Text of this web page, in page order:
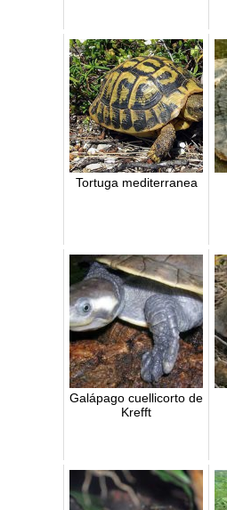
Tortuga mediterranea
Galápago cuellicorto de
Krefft